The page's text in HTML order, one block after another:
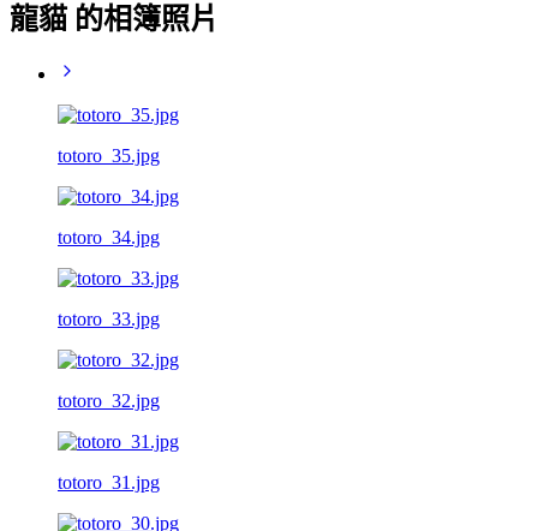
龍貓 的相簿照片
totoro_35.jpg
totoro_34.jpg
totoro_33.jpg
totoro_32.jpg
totoro_31.jpg